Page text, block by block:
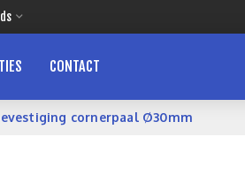
CONTACT
cornerpaal Ø30mm